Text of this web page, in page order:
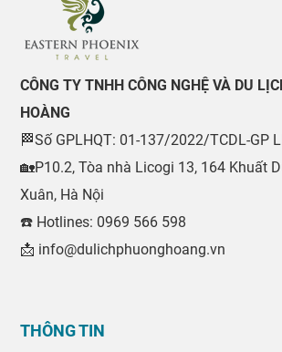
CÔNG TY TNHH CÔNG NGHỆ VÀ DU
HOÀNG
🏁Số GPLHQT: 01-137/2022/TCDL-GP
🏡P10.2, Tòa nhà Licogi 13, 164 Khuất
Xuân, Hà Nội
☎️ Hotlines: 0969 566 598
📩 info@dulichphuonghoang.vn
THÔNG TIN